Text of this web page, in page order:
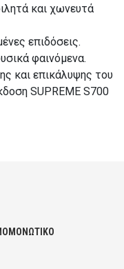
και χωνευτά
επιδόσεις.
φαινόμενα.
και επικάλυψης του
SUPREME S700